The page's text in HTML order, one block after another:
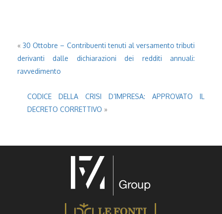
«30 Ottobre – Contribuenti tenuti al versamento tributi
derivanti dalle dichiarazioni dei redditi annuali:
ravvedimento
CODICE DELLA CRISI D’IMPRESA: APPROVATO IL
DECRETO CORRETTIVO »